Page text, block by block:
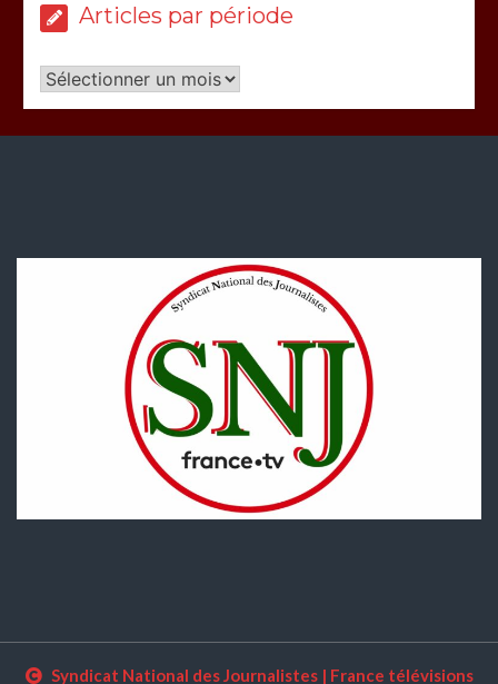
Articles par période
Articles
par
période
Syndicat National des Journalistes | France télévisions